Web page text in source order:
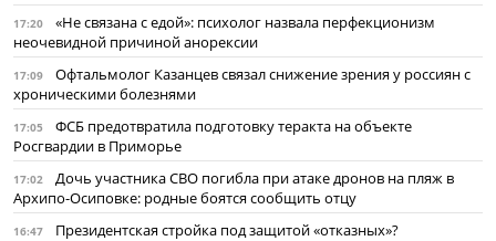
17:20
«Не связана с едой»: психолог назвала перфекционизм
неочевидной причиной анорексии
17:09
Офтальмолог Казанцев связал снижение зрения у россиян с
хроническими болезнями
17:05
ФСБ предотвратила подготовку теракта на объекте
Росгвардии в Приморье
17:02
Дочь участника СВО погибла при атаке дронов на пляж в
Архипо-Осиповке: родные боятся сообщить отцу
16:47 Президентская стройка под защитой «отказных»?